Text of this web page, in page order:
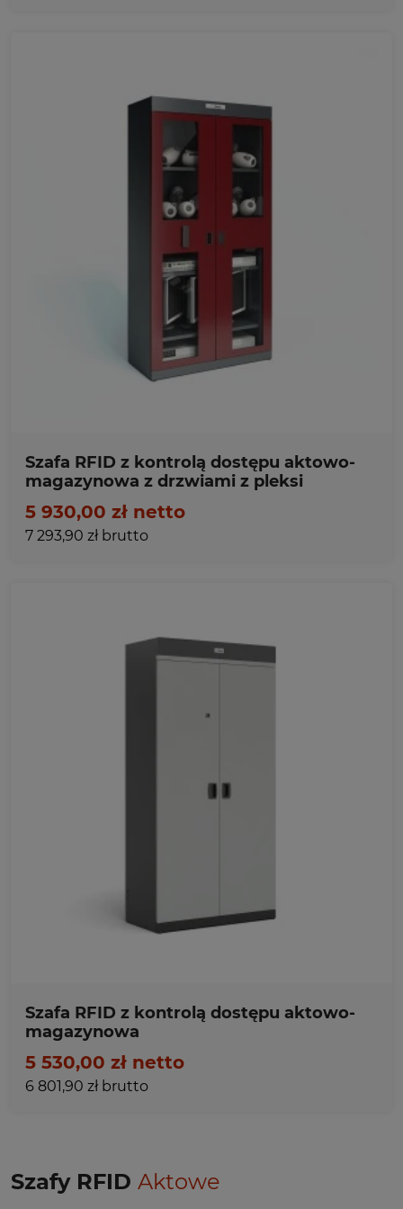
Szafy RFID Aktowe
Ulubione
Szafa RFID z kontrolą dostępu aktowo-
magazynowa z drzwiami z pleksi
5 930,00 zł netto
7 293,90 zł brutto
Szafa RFID z kontrolą dostępu aktowo-
magazynowa
5 530,00 zł netto
6 801,90 zł brutto